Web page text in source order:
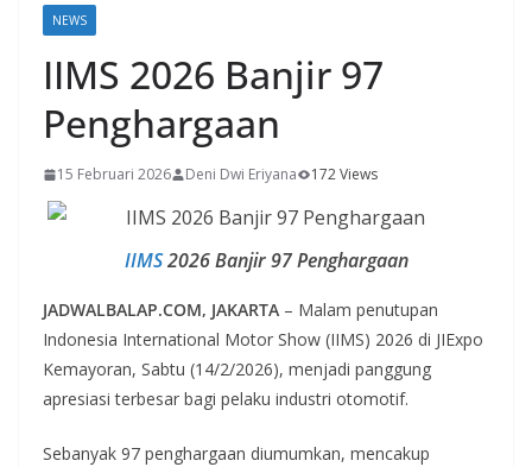
NEWS
IIMS 2026 Banjir 97
Penghargaan
15 Februari 2026 Deni Dwi Eriyana 172 Views
IIMS2026 Banjir 97 Penghargaan
JADWALBALAP.COM, JAKARTA – Malam penutupan
Indonesia International Motor Show (IIMS) 2026 di JIExpo
Kemayoran, Sabtu (14/2/2026), menjadi panggung
apresiasi terbesar bagi pelaku industri otomotif.
Sebanyak 97 penghargaan diumumkan, mencakup